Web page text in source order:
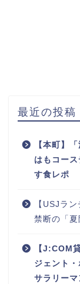
最近の投稿
【本町】
はもコー
す食レポ
【USJラ
禁断の「夏
【J:COM
ジェント
サラリーマ